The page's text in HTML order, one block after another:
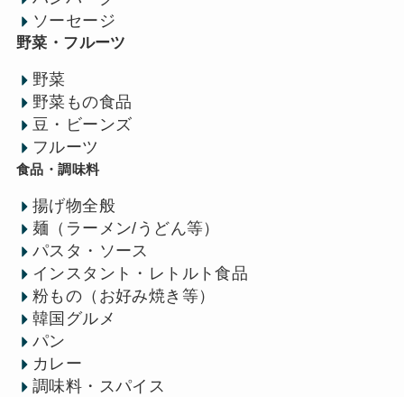
ソーセージ
野菜・フルーツ
野菜
野菜もの食品
豆・ビーンズ
フルーツ
食品・調味料
揚げ物全般
麺（ラーメン/うどん等）
パスタ・ソース
インスタント・レトルト食品
粉もの（お好み焼き等）
韓国グルメ
パン
カレー
調味料・スパイス